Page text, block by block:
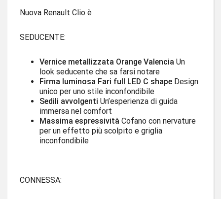
Nuova Renault Clio è
SEDUCENTE:
Vernice metallizzata Orange Valencia Un
look seducente che sa farsi notare
Firma luminosa Fari full LED C shape Design
unico per uno stile inconfondibile
Sedili avvolgenti Un’esperienza di guida
immersa nel comfort
Massima espressività Cofano con nervature
per un effetto più scolpito e griglia
inconfondibile
CONNESSA: